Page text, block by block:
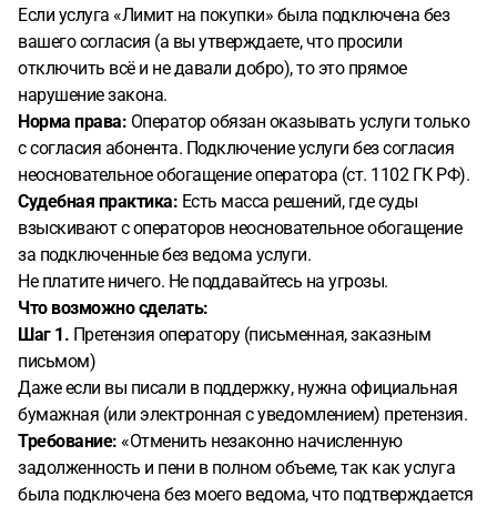
Если услуга «Лимит на покупки» была подключена без
вашего согласия (а вы утверждаете, что просили
отключить всё и не давали добро), то это прямое
нарушение закона.
Норма права: Оператор обязан оказывать услуги только
с согласия абонента. Подключение услуги без согласия
неосновательное обогащение оператора (ст. 1102 ГК РФ).
Судебная практика: Есть масса решений, где суды
взыскивают с операторов неосновательное обогащение
за подключенные без ведома услуги.
Не платите ничего. Не поддавайтесь на угрозы.
Что возможно сделать:
Шаг 1. Претензия оператору (письменная, заказным
письмом)
Даже если вы писали в поддержку, нужна официальная
бумажная (или электронная с уведомлением) претензия.
Требование: «Отменить незаконно начисленную
задолженность и пени в полном объеме, так как услуга
была подключена без моего ведома, что подтверждается